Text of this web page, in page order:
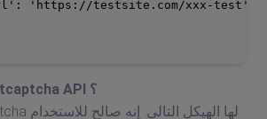
'https://testsite.com/xxx-test'
API ؟